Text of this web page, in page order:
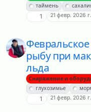
таймень
1 21 февр. 2026
рыбу при
льда
Снаряжение и
глухозимье
1 21 февр. 2026